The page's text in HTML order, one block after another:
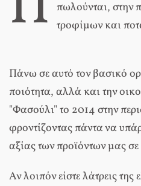
πωλούνται, στην
τροφίμων και
Πάνω σε αυτό τον βασικό
ποιότητα, αλλά και την
"Φασούλι" το 2014 στην
φροντίζοντας πάντα να
αξίας των προϊόντων μας σε
Αν λοιπόν είστε λάτρεις